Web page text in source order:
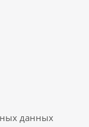
данных